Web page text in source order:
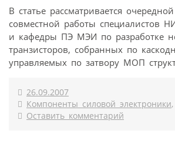
В статье рассматривается
совместной работы специалистов
и кафедры ПЭ МЭИ по разработке
транзисторов, собранных по
управляемых по затвору МОП
26.09.2007
Компоненты силовой электроники,
Оставить комментарий